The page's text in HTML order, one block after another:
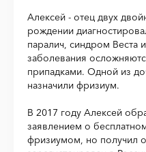
Алексей - отец двух
рождении
паралич, синдром Веста
заболевания
припадками. Одной из
назначили фризиум.
В 2017 году Алексей
заявлением о
фризиумом, но получил